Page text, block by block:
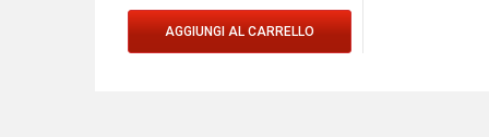
AGGIUNGI AL CARRELLO